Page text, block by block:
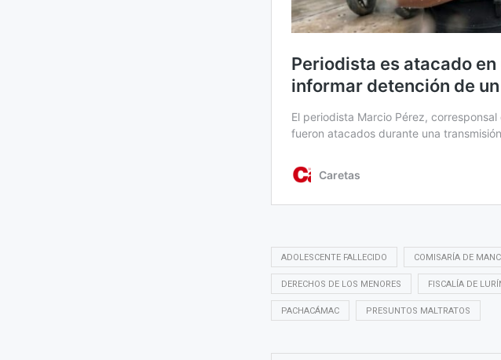
ADOLESCENTE FALLECIDO COMISARÍA DE
DERECHOS DE LOS MENORES FISCALÍA DE
PACHACÁMAC PRESUNTOS MALTRATOS